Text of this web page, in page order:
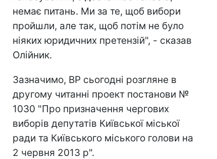
немає питань. Ми за те, щоб вибори
пройшли, але так, щоб потім не було
ніяких юридичних претензій", - сказав
Олійник.
Зазначимо, ВР сьогодні розгляне в
другому читанні проект постанови №
1030 "Про призначення чергових
виборів депутатів Київської міської
ради та Київського міського голови на
2 червня 2013 р".